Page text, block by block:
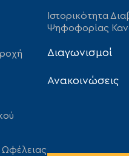
Ιστορικότητα
Ψηφοφορίας
Διαγωνισμοί
Ανακοινώσεις